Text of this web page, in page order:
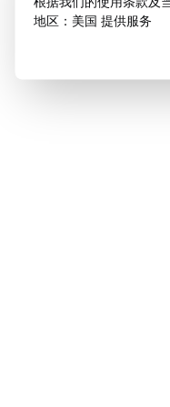
地区：美国 提供服务